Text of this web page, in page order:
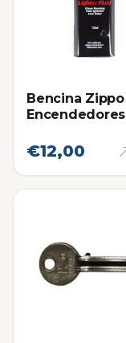
Bencina Zippo
Encendedores
€12,00